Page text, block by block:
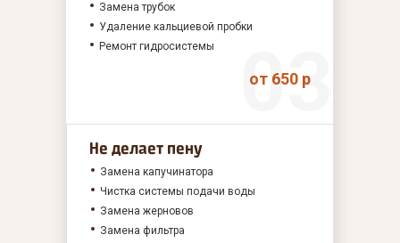
Замена трубок
Удаление кальциевой пробки
Ремонт гидросистемы
от 650 р
Не делает пену
Замена капучинатора
Чистка системы подачи воды
Замена жерновов
Замена фильтра